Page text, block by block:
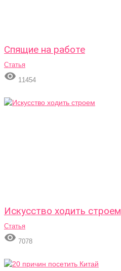
Спящие на работе
Статья
 11454
Искусство ходить строем
Статья
 7078